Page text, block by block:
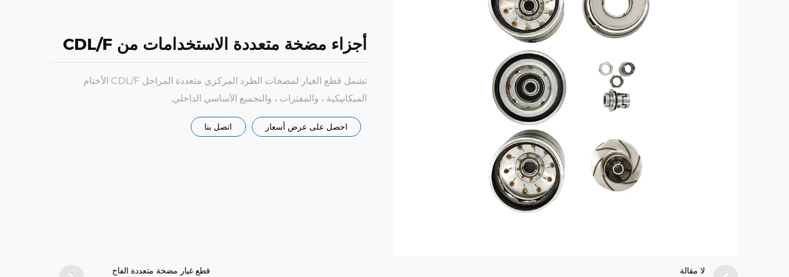
أجزاء مضخة متعددة الاستخدامات من CDL/F
تشمل قطع الغيار لمضخات الطرد المركزي متعددة المراحل CDL/F الأختام
الميكانيكية ، والمفترات ، والتجميع الأساسي الداخلي.
احصل على عرض أسعار اتصل بنا
لا مقالة
قطع غيار مضخة متعددة الفاج